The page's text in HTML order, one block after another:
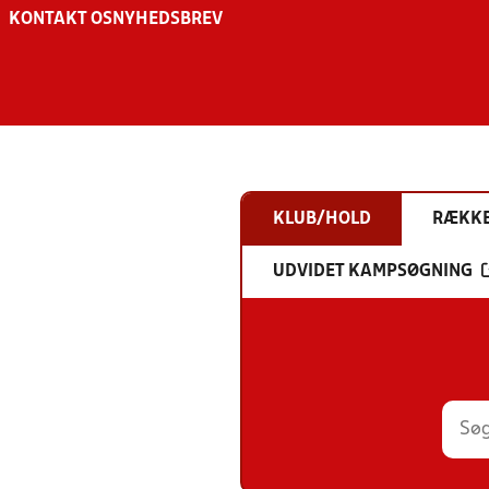
KONTAKT OS NYHEDSBREV
KLUB/HOLD
UDVIDET KAMPSØGNING